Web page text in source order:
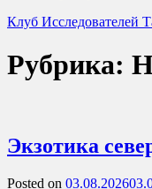
Клуб Исследователей
Рубрика:
Экзотика
Posted on 03.08.2026